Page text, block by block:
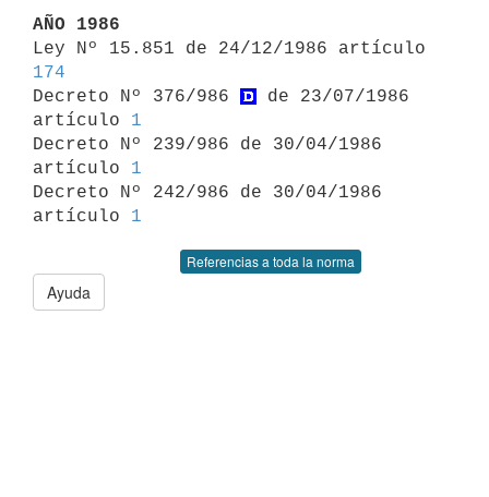
AÑO 1986
174
Decreto Nº 376/986
de 23/07/1986
artículo 1
Decreto Nº 239/986 de 30/04/1986
artículo 1
Decreto Nº 242/986 de 30/04/1986
artículo 1
Referencias a toda la norma
Ayuda